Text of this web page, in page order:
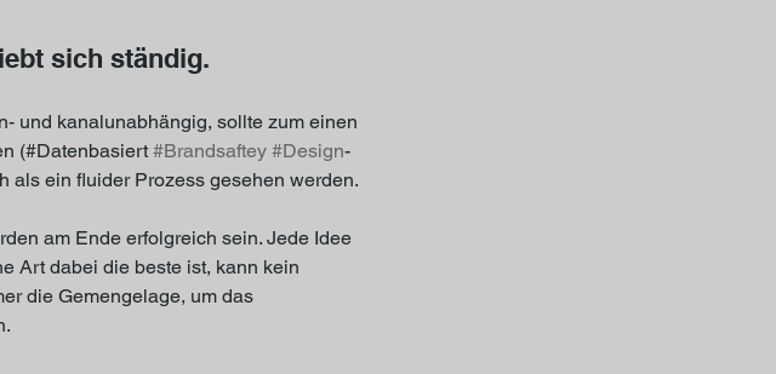
sich ständig.
und kanalunabhängig, sollte zum einen
(#Datenbasiert #Brandsaftey #Design-
als ein fluider Prozess gesehen werden.
am Ende erfolgreich sein. Jede Idee
Art dabei die beste ist, kann kein
die Gemengelage, um das